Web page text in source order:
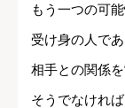
もう一つの可能
受け身の人であ
相手との関係
そうでなけれ